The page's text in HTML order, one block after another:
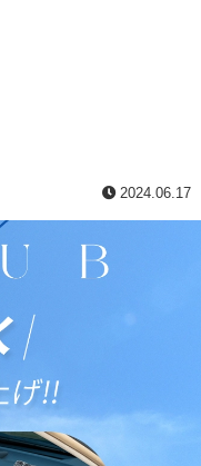
2024.06.17